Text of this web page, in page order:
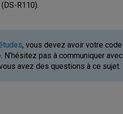
R110).
, vous devez avoir votre code
pas à communiquer avec
avez des questions à ce sujet.